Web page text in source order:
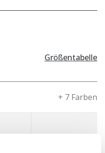
Größentabelle
+ 7 Farben